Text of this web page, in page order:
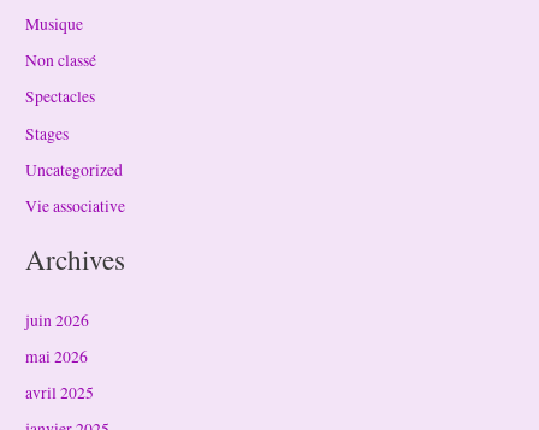
Musique
Non classé
Spectacles
Stages
Uncategorized
Vie associative
Archives
juin 2026
mai 2026
avril 2025